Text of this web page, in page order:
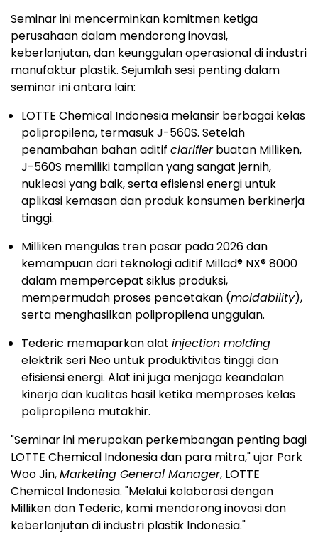
Seminar ini mencerminkan komitmen ketiga
perusahaan dalam mendorong inovasi,
keberlanjutan, dan keunggulan operasional di industri
manufaktur plastik. Sejumlah sesi penting dalam
seminar ini antara lain:
LOTTE Chemical Indonesia melansir berbagai kelas
polipropilena, termasuk J-560S. Setelah
penambahan bahan aditif clarifierbuatan Milliken,
J-560S memiliki tampilan yang sangat jernih,
nukleasi yang baik, serta efisiensi energi untuk
aplikasi kemasan dan produk konsumen berkinerja
tinggi.
Milliken mengulas tren pasar pada 2026 dan
kemampuan dari teknologi aditif Millad® NX® 8000
dalam mempercepat siklus produksi,
mempermudah proses pencetakan (moldability),
serta menghasilkan polipropilena unggulan.
Tederic memaparkan alat injection molding
elektrik seri Neo untuk produktivitas tinggi dan
efisiensi energi. Alat ini juga menjaga keandalan
kinerja dan kualitas hasil ketika memproses kelas
polipropilena mutakhir.
"Seminar ini merupakan perkembangan penting bagi
LOTTE Chemical Indonesia dan para mitra," ujar Park
Woo Jin,Marketing General Manager, LOTTE
Chemical Indonesia. "Melalui kolaborasi dengan
Milliken dan Tederic, kami mendorong inovasi dan
keberlanjutan di industri plastik Indonesia."